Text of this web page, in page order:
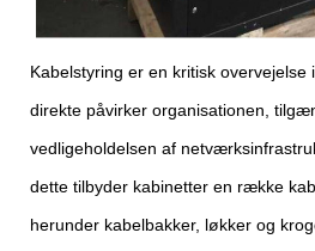
Kabelstyring er en kritisk
direkte påvirker organisationen,
vedligeholdelsen af
dette tilbyder kabinetter en række
herunder kabelbakker, løkker og